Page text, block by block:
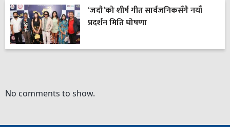
‘जदौ’को शीर्ष गीत सार्वजनिकसँगै नयाँ
प्रदर्शन मिति घोषणा
No comments to show.